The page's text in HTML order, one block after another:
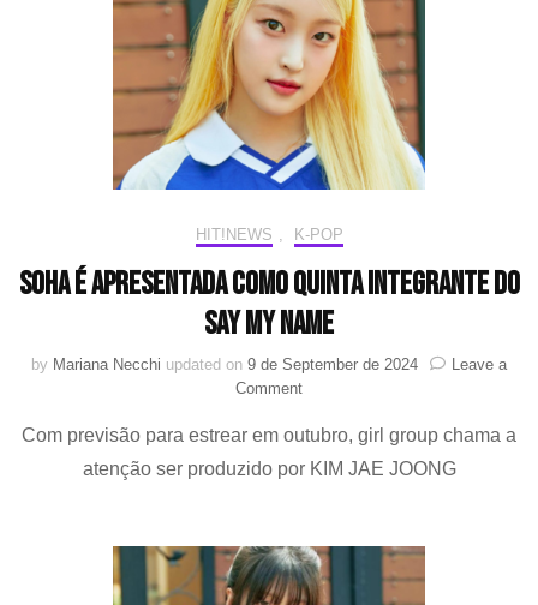
HIT!NEWS K-POP
Soha é apresentada como quinta integrante do
SAY MY NAME
by Mariana Necchi updated on 9 de September de 2024
Leave a
Commenton
é
apresentada
do
SAY
Com previsão para estrear em outubro, girl group chama a
atenção ser produzido por KIM JAE JOONG